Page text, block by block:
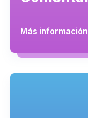
Más